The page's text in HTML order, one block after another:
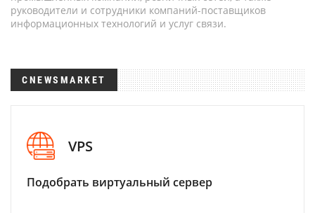
руководители и сотрудники компаний-поставщиков
информационных технологий и услуг связи.
CNEWSMARKET
VPS
Подобрать виртуальный сервер